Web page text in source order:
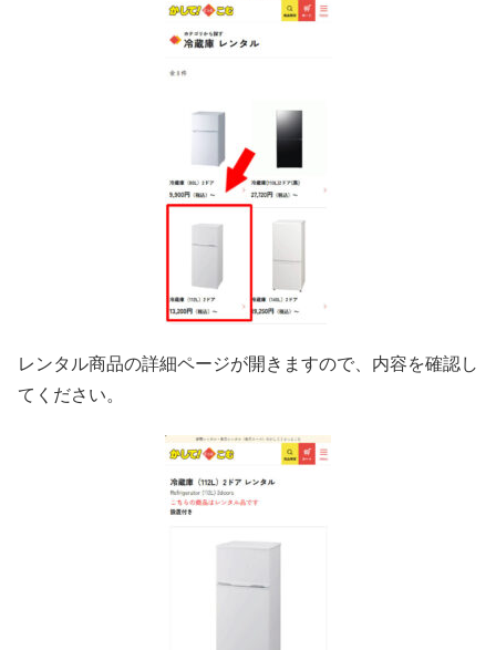
レンタル商品の詳細ページが開きますので、内容を確認し
てください。